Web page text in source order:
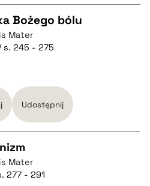
Bożego bólu
Mater
s. 245 - 275
Udostępnij
Mater
277 - 291